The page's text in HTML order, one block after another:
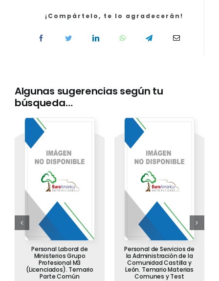
¡Compártelo, te lo agradecerán!
Algunas sugerencias según tu
búsqueda…
Personal Laboral de
Ministerios Grupo
Profesional M3
(Licenciados). Temario
Parte Común
Personal de Servicios de
la Administración de la
Comunidad Castilla y
León. Temario Materias
Comunes y Test